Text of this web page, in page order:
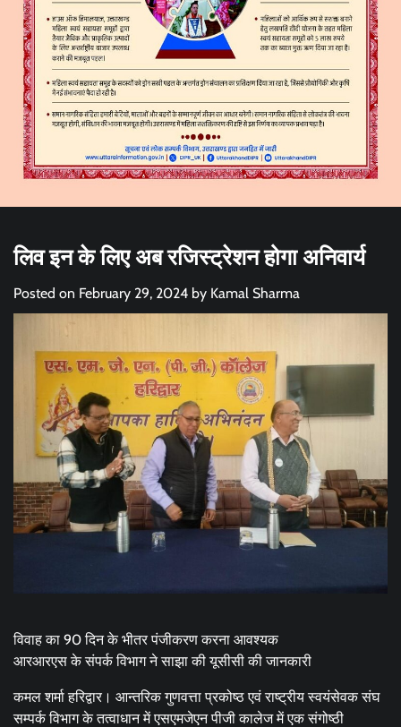
लिव इन के लिए अब रजिस्ट्रेशन होगा अनिवार्य
Posted on February 29, 2024 by Kamal Sharma
विवाह का 90 दिन के भीतर पंजीकरण करना आवश्यक
आरआरएस के संपर्क विभाग ने साझा की यूसीसी की जानकारी
कमल शर्मा हरिद्वार। आन्तरिक गुणवत्ता प्रकोष्ठ एवं राष्ट्रीय स्वयंसेवक संघ
सम्पर्क विभाग के तत्वाधान में एसएमजेएन पीजी कालेज में एक संगोष्ठी